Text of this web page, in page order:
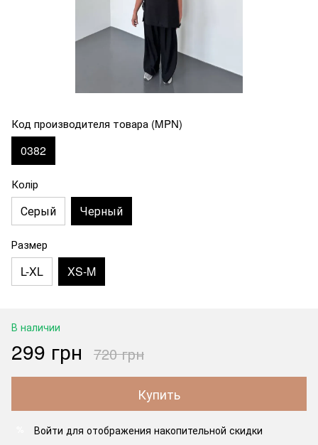
Код производителя товара (MPN)
0382
Колір
Серый Черный
Размер
L-XL XS-M
В наличии
299 грн 720 грн
Купить
Войти для отображения накопительной скидки